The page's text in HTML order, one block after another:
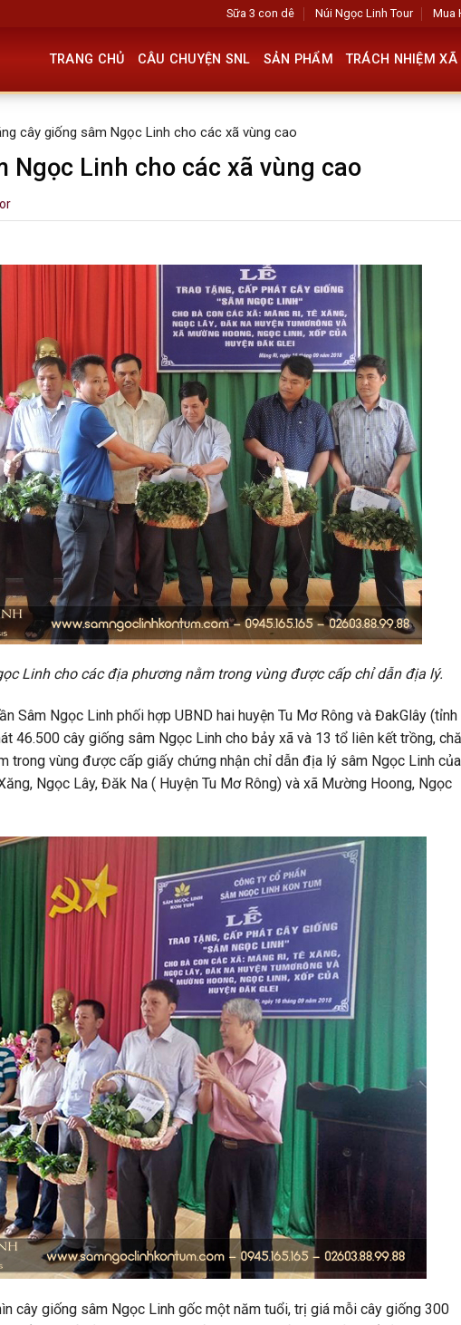
Sữa 3 con dê Núi Ngọc Linh Tour Mua
TRANG CHỦ CÂU CHUYỆN SNL SẢN PHẨM TRÁCH NHIỆM XÃ
cây giống sâm Ngọc Linh cho các xã vùng cao
Ngọc Linh cho các xã vùng cao
Linh cho các địa phương nằm trong vùng được cấp chỉ dẫn địa lý.
Sâm Ngọc Linh phối hợp UBND hai huyện Tu Mơ Rông và ĐakGlây (tỉnh
46.500 cây giống sâm Ngọc Linh cho bảy xã và 13 tổ liên kết trồng,
trong vùng được cấp giấy chứng nhận chỉ dẫn địa lý sâm Ngọc Linh của
Ngọc Lây, Đăk Na ( Huyện Tu Mơ Rông) và xã Mường Hoong, Ngọc
cây giống sâm Ngọc Linh gốc một năm tuổi, trị giá mỗi cây giống 300